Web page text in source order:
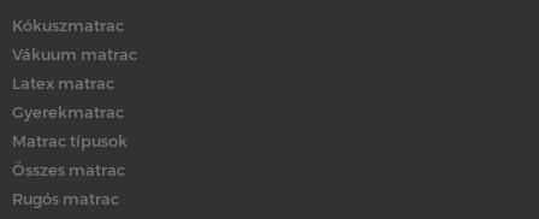
Kókuszmatrac
Vákuum matrac
Latex matrac
Gyerekmatrac
Matrac típusok
Összes matrac
Rugós matrac